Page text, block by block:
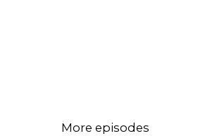
More episodes